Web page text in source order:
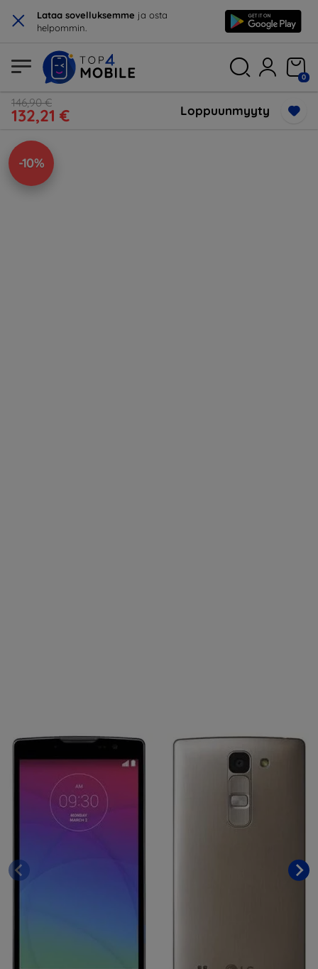
× Lataa sovelluksemme ja osta
helpommin.
0
146,90 €
132,21 € Loppuunmyyty
-10%